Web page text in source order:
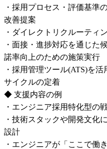
・採用プロセス・評価基準
改善提案
・ダイレクトリクルーティ
・面接・進捗対応を通じた
諾率向上のための施策実行
・採用管理ツール(ATS)を
サイクルの定着
◆ 支援内容の例
・エンジニア採用特化型の
・技術スタックや開発文化
設計
・エンジニアが「ここで働